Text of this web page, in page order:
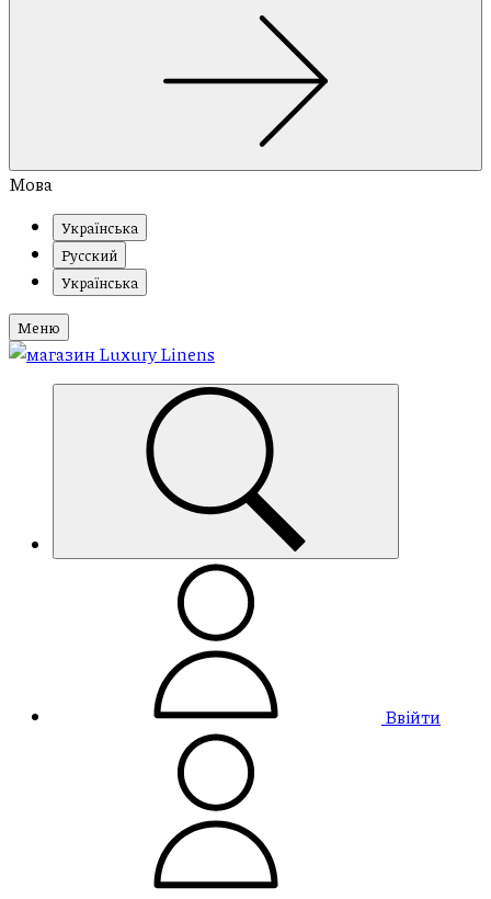
Мова
Українська
Русский
Українська
Меню
Ввійти